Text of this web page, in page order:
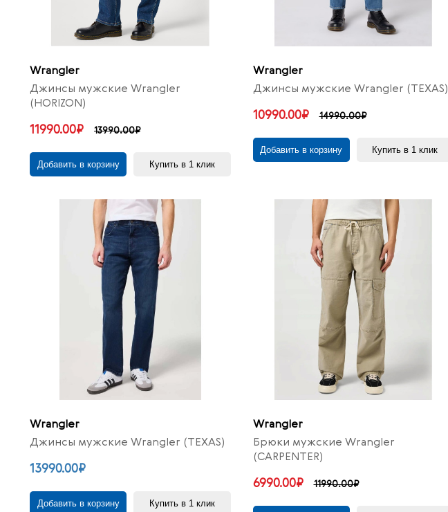
Wrangler
Джинсы мужские Wrangler
(HORIZON)
11990.00₽ 13990.00₽
Добавить в корзину Купить в 1 клик
Wrangler
Джинсы мужские Wrangler (TEXAS)
10990.00₽ 14990.00₽
Добавить в корзину Купить в 1 клик
Wrangler
Джинсы мужские Wrangler (TEXAS)
13990.00₽
Добавить в корзину Купить в 1 клик
Wrangler
Брюки мужские Wrangler
(CARPENTER)
6990.00₽ 11990.00₽